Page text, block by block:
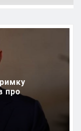
про